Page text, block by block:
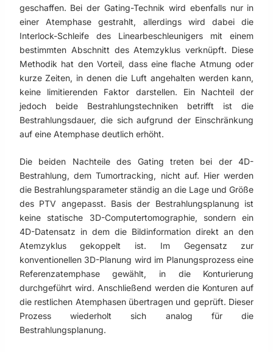
geschaffen. Bei der Gating-Technik wird ebenfalls nur in
einer Atemphase gestrahlt, allerdings wird dabei die
Interlock-Schleife des Linearbeschleunigers mit einem
bestimmten Abschnitt des Atemzyklus verknüpft. Diese
Methodik hat den Vorteil, dass eine flache Atmung oder
kurze Zeiten, in denen die Luft angehalten werden kann,
keine limitierenden Faktor darstellen. Ein Nachteil der
jedoch beide Bestrahlungstechniken betrifft ist die
Bestrahlungsdauer, die sich aufgrund der Einschränkung
auf eine Atemphase deutlich erhöht.
Die beiden Nachteile des Gating treten bei der 4D-
Bestrahlung, dem Tumortracking, nicht auf. Hier werden
die Bestrahlungsparameter ständig an die Lage und Größe
des PTV angepasst. Basis der Bestrahlungsplanung ist
keine statische 3D-Computertomographie, sondern ein
4D-Datensatz in dem die Bildinformation direkt an den
Atemzyklus gekoppelt ist. Im Gegensatz zur
konventionellen 3D-Planung wird im Planungsprozess eine
Referenzatemphase gewählt, in die Konturierung
durchgeführt wird. Anschließend werden die Konturen auf
die restlichen Atemphasen übertragen und geprüft. Dieser
Prozess wiederholt sich analog für die
Bestrahlungsplanung.